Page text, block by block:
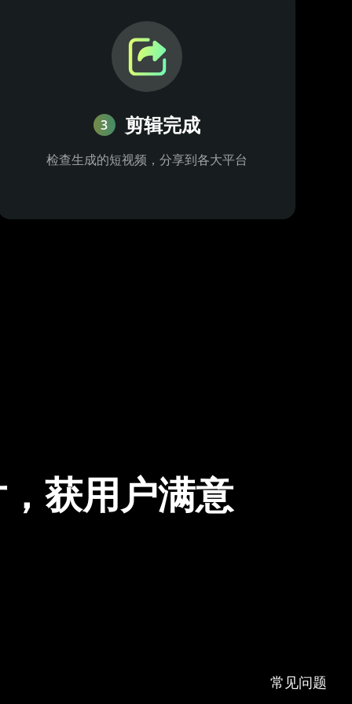
3 剪辑完成
检查生成的短视频，分享到各大平台
获用户满意
常见问题